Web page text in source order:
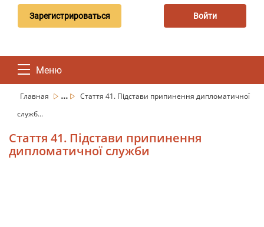
Зарегистрироваться Войти
Меню
Главная ...
Стаття 41. Підстави припинення дипломатичної
служб...
Стаття 41. Підстави припинення
дипломатичної служби